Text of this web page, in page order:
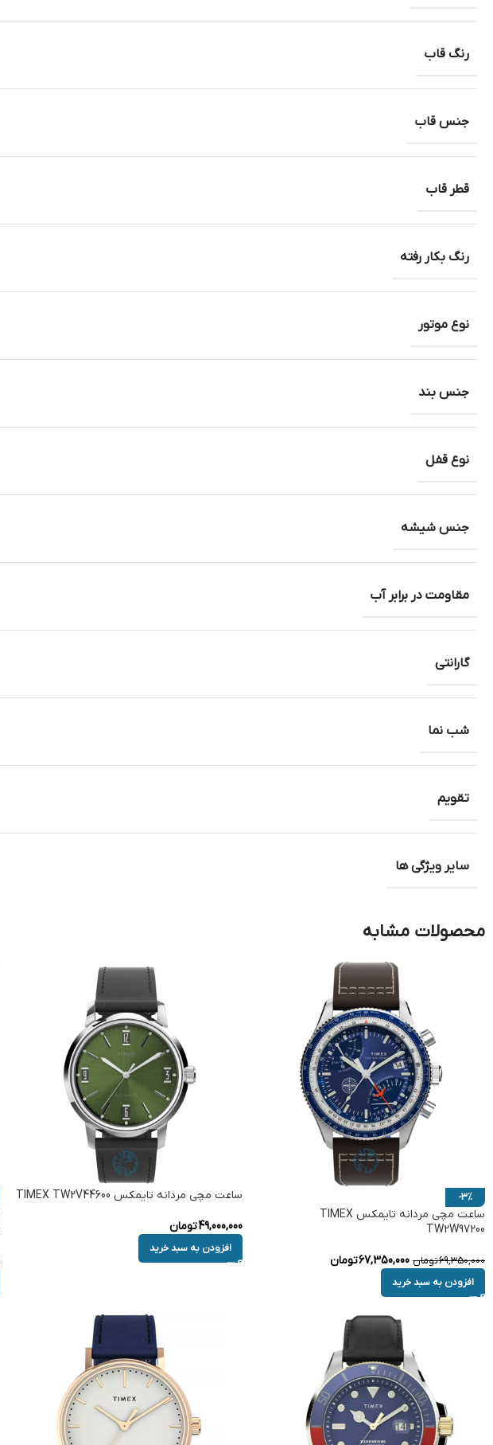
رنگ قاب
جنس قاب
قطر قاب
رنگ بکار رفته
نوع موتور
جنس بند
نوع قفل
جنس شیشه
مقاومت در برابر آب
گارانتی
شب نما
تقویم
سایر ویژگی ها
محصولات مشابه
-3%
ساعت مچی مردانه تایمکس TIMEX
TW2W97200
69,350,000تومان 67,350,000تومان
افزودن به سبد خرید
ساعت مچی مردانه تایمکس TIMEX TW2V44600
49,000,000تومان
افزودن به سبد خرید